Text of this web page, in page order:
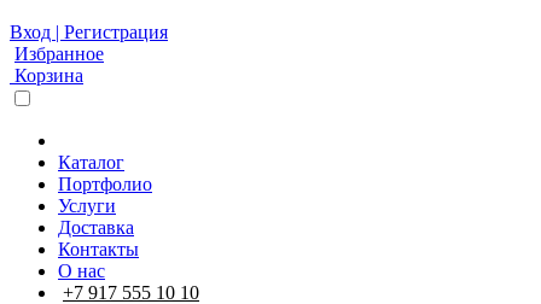
Вход | Регистрация
Избранное
Корзина
Каталог
Портфолио
Услуги
Доставка
Контакты
О нас
+7 917 555 10 10